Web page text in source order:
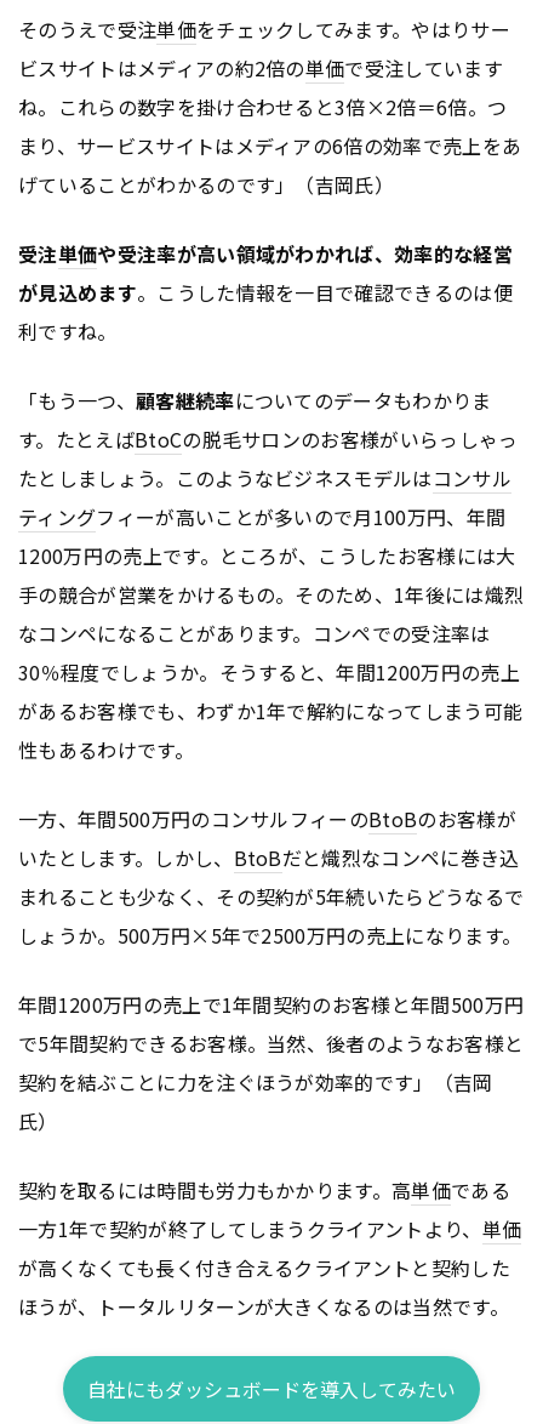
そのうえで受注単価をチェックしてみます。やはりサー
ビスサイトはメディアの約2倍の単価で受注しています
ね。これらの数字を掛け合わせると3倍×2倍＝6倍。つ
まり、サービスサイトはメディアの6倍の効率で売上をあ
げていることがわかるのです」（吉岡氏）
受注単価や受注率が高い領域がわかれば、効率的な経営
が見込めます。こうした情報を一目で確認できるのは便
利ですね。
「もう一つ、 顧客継続率についてのデータもわかりま
す。たとえばBtoCの脱毛サロンのお客様がいらっしゃっ
たとしましょう。このようなビジネスモデルはコンサル
ティングフィーが高いことが多いので月100万円、年間
1200万円の売上です。ところが、こうしたお客様には大
手の競合が営業をかけるもの。そのため、1年後には熾烈
なコンペになることがあります。コンペでの受注率は
30％程度でしょうか。そうすると、年間1200万円の売上
があるお客様でも、わずか1年で解約になってしまう可能
性もあるわけです。
一方、年間500万円のコンサルフィーのBtoBのお客様が
いたとします。しかし、 BtoBだと熾烈なコンペに巻き込
まれることも少なく、その契約が5年続いたらどうなるで
しょうか。500万円×5年で2500万円の売上になります。
年間1200万円の売上で1年間契約のお客様と年間500万円
で5年間契約できるお客様。当然、後者のようなお客様と
契約を結ぶことに力を注ぐほうが効率的です」（吉岡
氏）
契約を取るには時間も労力もかかります。高単価である
一方1年で契約が終了してしまうクライアントより、 単価
が高くなくても長く付き合えるクライアントと契約した
ほうが、トータルリターンが大きくなるのは当然です。
自社にもダッシュボードを導入してみたい